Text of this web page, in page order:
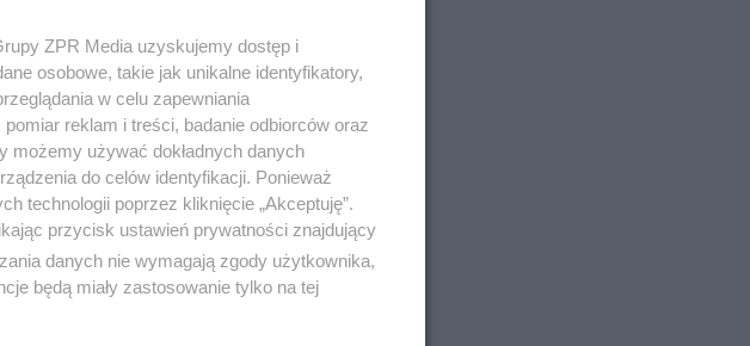
ZPR Media uzyskujemy dostęp i
osobowe, takie jak unikalne identyfikatory,
w celu zapewniania
reklam i treści, badanie odbiorców oraz
możemy używać dokładnych danych
do celów identyfikacji. Ponieważ
technologii poprzez kliknięcie „Akceptuję”.
przycisk ustawień prywatności znajdujący
danych nie wymagają zgody użytkownika,
będą miały zastosowanie tylko na tej